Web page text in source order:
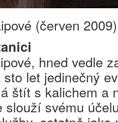
(červen 2009)
hned vedle
let jedinečný
štít s kalichem a
slouží svému